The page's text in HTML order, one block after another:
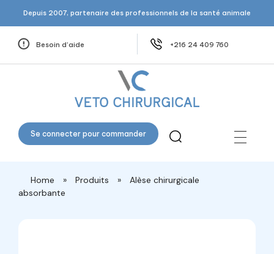
Depuis 2007, partenaire des professionnels de la santé animale
Besoin d’aide +216 24 409 760
Se connecter pour commander
Home » Produits »
Alèse chirurgicale
absorbante